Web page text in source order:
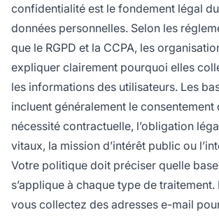
confidentialité est le fondement légal
données personnelles. Selon les
que le RGPD et la CCPA, les
expliquer clairement pourquoi elles
les informations des utilisateurs. Les
incluent généralement le consentement
nécessité contractuelle, l’obligation
vitaux, la mission d’intérêt public ou
Votre politique doit préciser quelle
s’applique à chaque type de traitement.
vous collectez des adresses e-mail